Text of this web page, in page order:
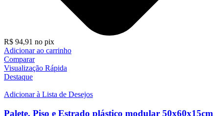
R$ 94,91 no pix
Adicionar ao carrinho
Comparar
Visualização Rápida
Destaque
Adicionar à Lista de Desejos
Palete, Piso e Estrado plástico modular 50x60x15cm